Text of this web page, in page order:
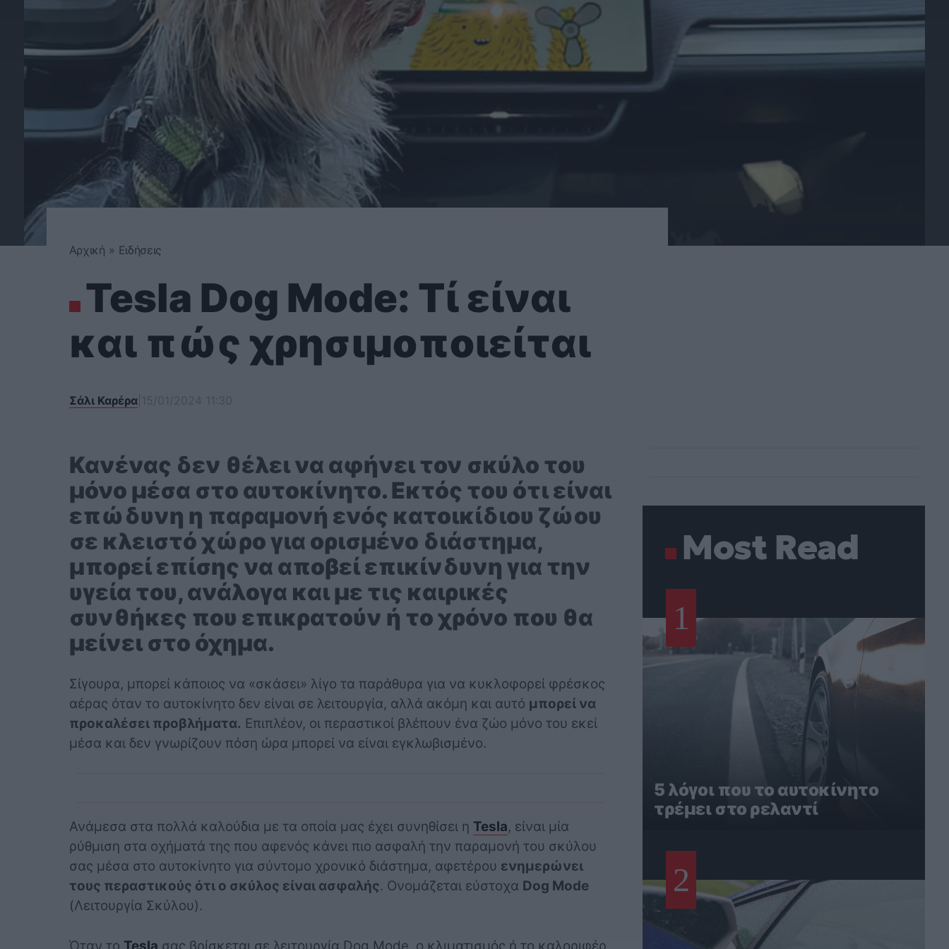
Αρχική » Ειδήσεις
Tesla Dog Mode: Τί είναι
και πώς χρησιμοποιείται
Σάλι Καρέρα|
Κανένας δεν θέλει να αφήνει τον σκύλο του
μόνο μέσα στο αυτοκίνητο. Εκτός του ότι είναι
επώδυνη η παραμονή ενός κατοικίδιου ζώου
σε κλειστό χώρο για ορισμένο διάστημα,
μπορεί επίσης να αποβεί επικίνδυνη για την
υγεία του, ανάλογα και με τις καιρικές
συνθήκες που επικρατούν ή το χρόνο που θα
μείνει στο όχημα.
Σίγουρα, μπορεί κάποιος να «σκάσει» λίγο τα παράθυρα για να κυκλοφορεί φρέσκος
αέρας όταν το αυτοκίνητο δεν είναι σε λειτουργία, αλλά ακόμη και αυτό μπορεί να
προκαλέσει προβλήματα. Επιπλέον, οι περαστικοί βλέπουν ένα ζώο μόνο του εκεί
μέσα και δεν γνωρίζουν πόση ώρα μπορεί να είναι εγκλωβισμένο.
Ανάμεσα στα πολλά καλούδια με τα οποία μας έχει συνηθίσει η Tesla, είναι μία
ρύθμιση στα οχήματά της που αφενός κάνει πιο ασφαλή την παραμονή του σκύλου
σας μέσα στο αυτοκίνητο για σύντομο χρονικό διάστημα, αφετέρου ενημερώνει
τους περαστικούς ότι ο σκύλος είναι ασφαλής. Ονομάζεται εύστοχα Dog Mode
(Λειτουργία Σκύλου).
Όταν το Tesla σας βρίσκεται σε λειτουργία Dog Mode, ο κλιματισμός ή το καλοριφέρ
Most Read
1
5 λόγοι που το αυτοκίνητο
τρέμει στο ρελαντί
2